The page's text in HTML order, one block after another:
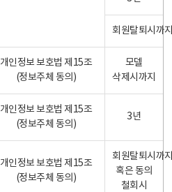
회원탈퇴시까
개인정보 보호법 제15조
(정보주체 동의)
모델
삭제시까지
개인정보 보호법 제15조
(정보주체 동의)
3년
개인정보 보호법 제15조
(정보주체 동의)
회원탈퇴시까
혹은 동의
철회시